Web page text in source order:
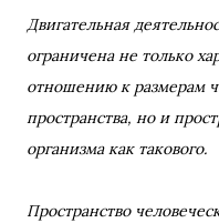
Двигательная
ограничена не только
отношению к размерам
пространства, но и
организма как такового.
Пространство